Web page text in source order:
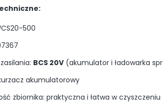
500
BCS 20V (akumulator i ładowarka
akumulatorowy
zbiornika: praktyczna i łatwa w czyszczeniu